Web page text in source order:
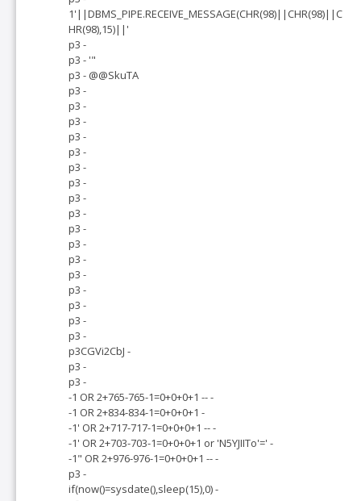
1'||DBMS_PIPE.RECEIVE_MESSAGE(CHR(98)||CHR(98)||C
HR(98),15)||'
p3 -
p3 - '"
p3 - @@SkuTA
p3 -
p3 -
p3 -
p3 -
p3 -
p3 -
p3 -
p3 -
p3 -
p3 -
p3 -
p3 -
p3 -
p3 -
p3 -
p3 -
p3 -
p3CGVi2CbJ -
p3 -
p3 -
-1 OR 2+765-765-1=0+0+0+1 -- -
-1 OR 2+834-834-1=0+0+0+1 -
-1' OR 2+717-717-1=0+0+0+1 -- -
-1' OR 2+703-703-1=0+0+0+1 or 'N5YJIITo'=' -
-1" OR 2+976-976-1=0+0+0+1 -- -
p3 -
if(now()=sysdate(),sleep(15),0) -